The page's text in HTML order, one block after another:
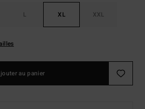
L XL XXL
au panier